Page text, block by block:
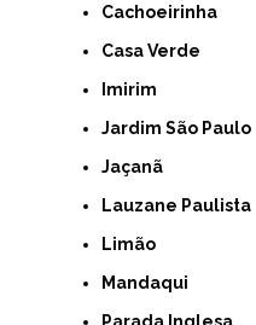
Cachoeirinha
Casa Verde
Imirim
Jardim São Paulo
Jaçanã
Lauzane Paulista
Limão
Mandaqui
Parada Inglesa